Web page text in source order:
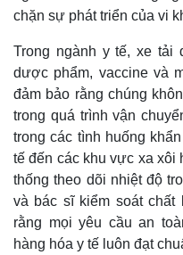
chặn sự phát triển của vi
Trong ngành y tế, xe tải
dược phẩm, vaccine và
đảm bảo rằng chúng
trong quá trình vận
trong các tình huống
tế đến các khu vực xa xôi
thống theo dõi nhiệt độ
và bác sĩ kiểm soát chất
rằng mọi yêu cầu an
hàng hóa y tế luôn đạt